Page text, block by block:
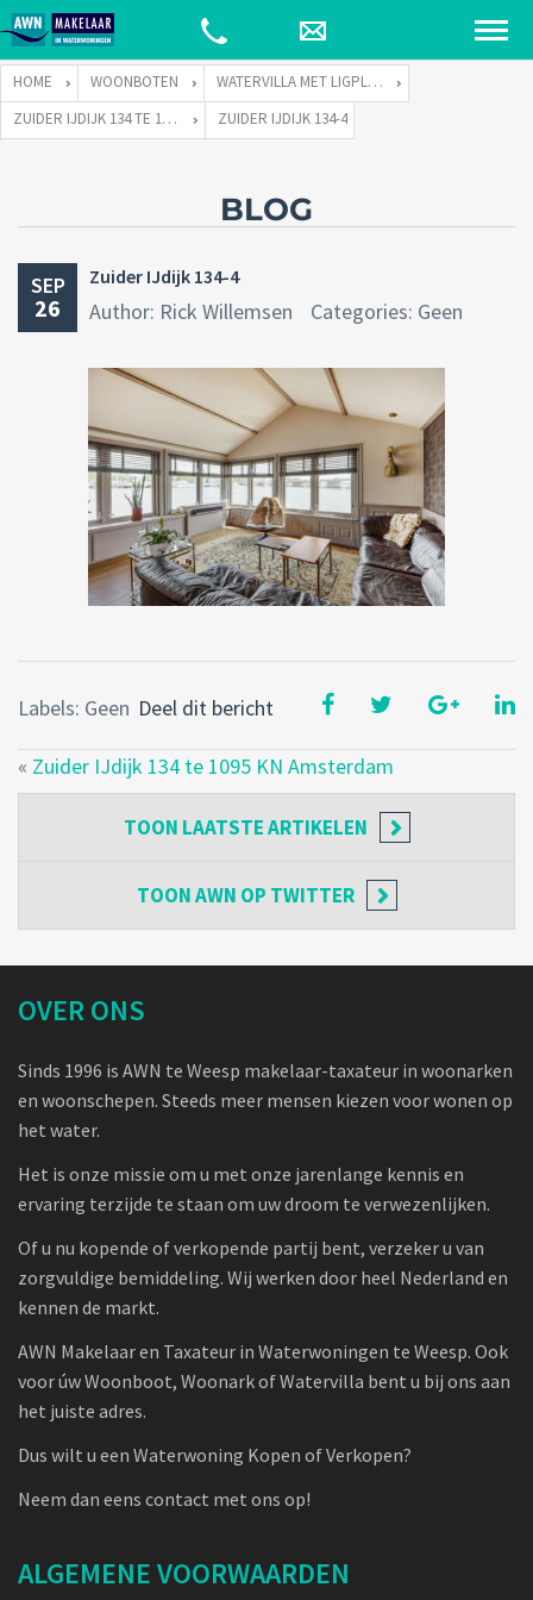
HOME WOONBOTEN
WATERVILLA MET LIGPLAATS
ZUIDER IJDIJK 134 TE 1095 KN AMSTERDAM
ZUIDER IJDIJK 134-4
BLOG
SEP
26
Zuider IJdijk 134-4
Author: Rick Willemsen Categories: Geen
Deel dit bericht
Labels: Geen
« Zuider IJdijk 134 te 1095 KN Amsterdam
TOON LAATSTE ARTIKELEN
TOONAWN OP TWITTER
OVER ONS
Sinds 1996 is AWN te Weesp makelaar-taxateur in woonarken
en woonschepen. Steeds meer mensen kiezen voor wonen op
het water.
Het is onze missie om u met onze jarenlange kennis en
ervaring terzijde te staan om uw droom te verwezenlijken.
Of u nu kopende of verkopende partij bent, verzeker u van
zorgvuldige bemiddeling. Wij werken door heel Nederland en
kennen de markt.
AWN Makelaar en Taxateur in Waterwoningen te Weesp. Ook
voor úw Woonboot, Woonark of Watervilla bent u bij ons aan
het juiste adres.
Dus wilt u een Waterwoning Kopen of Verkopen?
Neem dan eens contact met ons op!
ALGEMENE VOORWAARDEN